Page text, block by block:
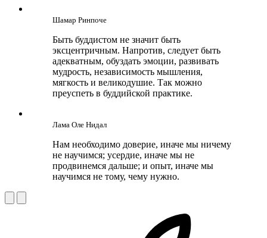
Шамар Ринпоче
Быть буддистом не значит быть
эксцентричным. Напротив, следует быть
адекватным, обуздать эмоции, развивать
мудрость, независимость мышления,
мягкость и великодушие. Так можно
преуспеть в буддийской практике.
Лама Оле Нидал
Нам необходимо доверие, иначе мы ничему
не научимся; усердие, иначе мы не
продвинемся дальше; и опыт, иначе мы
научимся не тому, чему нужно.